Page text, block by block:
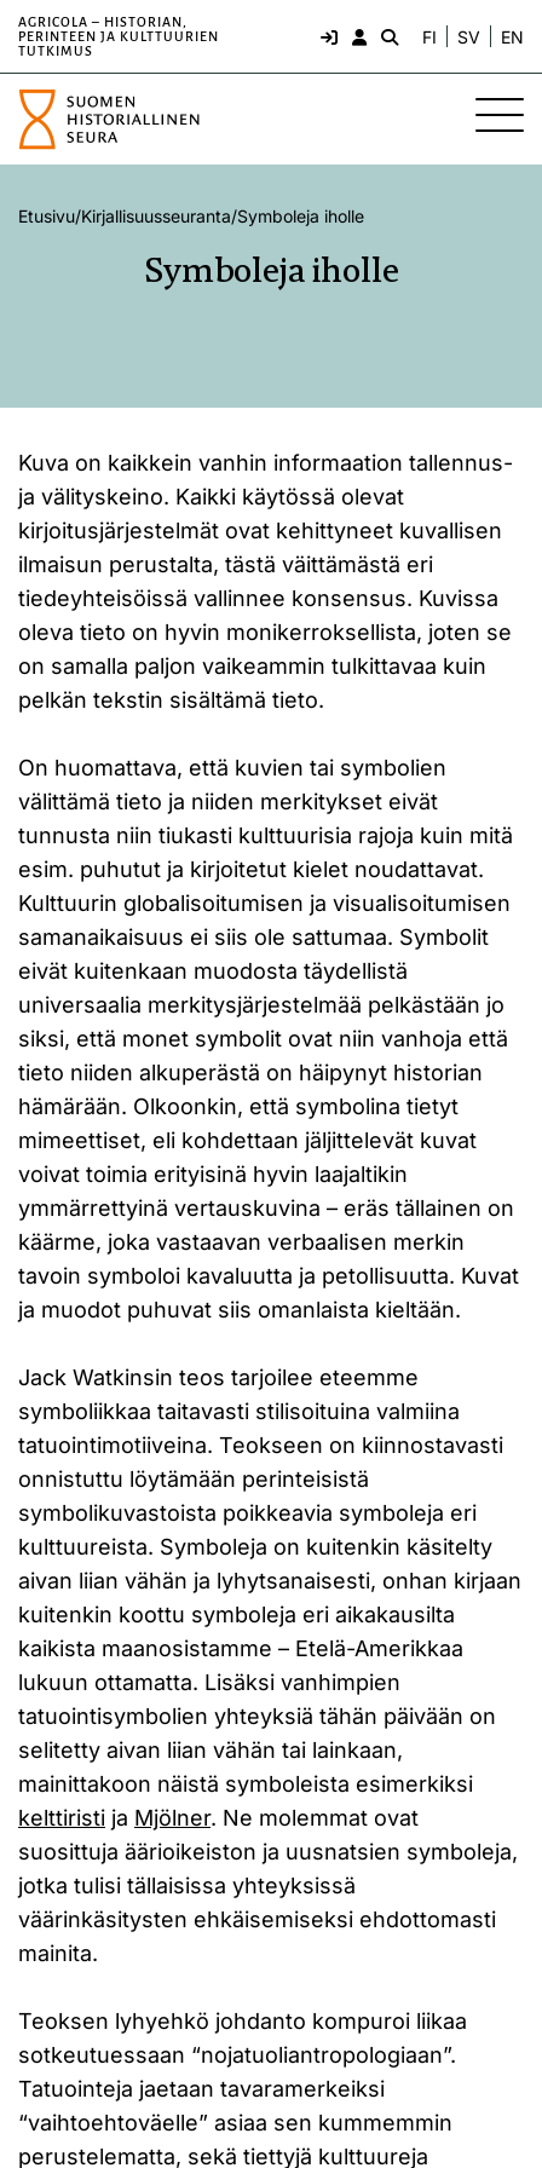
AGRICOLA – HISTORIAN,
PERINTEEN JA KULTTUURIEN
TUTKIMUS
FI SV EN
Etusivu/Kirjallisuusseuranta/Symboleja iholle
Symboleja iholle
Kuva on kaikkein vanhin informaation tallennus-
ja välityskeino. Kaikki käytössä olevat
kirjoitusjärjestelmät ovat kehittyneet kuvallisen
ilmaisun perustalta, tästä väittämästä eri
tiedeyhteisöissä vallinnee konsensus. Kuvissa
oleva tieto on hyvin monikerroksellista, joten se
on samalla paljon vaikeammin tulkittavaa kuin
pelkän tekstin sisältämä tieto.
On huomattava, että kuvien tai symbolien
välittämä tieto ja niiden merkitykset eivät
tunnusta niin tiukasti kulttuurisia rajoja kuin mitä
esim. puhutut ja kirjoitetut kielet noudattavat.
Kulttuurin globalisoitumisen ja visualisoitumisen
samanaikaisuus ei siis ole sattumaa. Symbolit
eivät kuitenkaan muodosta täydellistä
universaalia merkitysjärjestelmää pelkästään jo
siksi, että monet symbolit ovat niin vanhoja että
tieto niiden alkuperästä on häipynyt historian
hämärään. Olkoonkin, että symbolina tietyt
mimeettiset, eli kohdettaan jäljittelevät kuvat
voivat toimia erityisinä hyvin laajaltikin
ymmärrettyinä vertauskuvina – eräs tällainen on
käärme, joka vastaavan verbaalisen merkin
tavoin symboloi kavaluutta ja petollisuutta. Kuvat
ja muodot puhuvat siis omanlaista kieltään.
Jack Watkinsin teos tarjoilee eteemme
symboliikkaa taitavasti stilisoituina valmiina
tatuointimotiiveina. Teokseen on kiinnostavasti
onnistuttu löytämään perinteisistä
symbolikuvastoista poikkeavia symboleja eri
kulttuureista. Symboleja on kuitenkin käsitelty
aivan liian vähän ja lyhytsanaisesti, onhan kirjaan
kuitenkin koottu symboleja eri aikakausilta
kaikista maanosistamme – Etelä-Amerikkaa
lukuun ottamatta. Lisäksi vanhimpien
tatuointisymbolien yhteyksiä tähän päivään on
selitetty aivan liian vähän tai lainkaan,
mainittakoon näistä symboleista esimerkiksi
kelttiristi ja Mjölner. Ne molemmat ovat
suosittuja äärioikeiston ja uusnatsien symboleja,
jotka tulisi tällaisissa yhteyksissä
väärinkäsitysten ehkäisemiseksi ehdottomasti
mainita.
Teoksen lyhyehkö johdanto kompuroi liikaa
sotkeutuessaan “nojatuoliantropologiaan”.
Tatuointeja jaetaan tavaramerkeiksi
“vaihtoehtoväelle” asiaa sen kummemmin
perustelematta, sekä tiettyjä kulttuureja